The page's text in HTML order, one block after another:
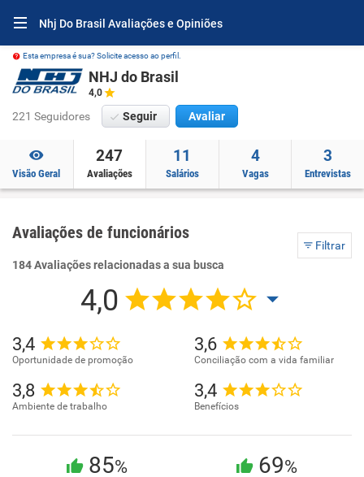
Nhj Do Brasil Avaliações e Opiniões
Esta empresa é sua? Solicite acesso ao perfil.
NHJ do Brasil
4,0
221 Seguidores Seguir Avaliar
Visão Geral
247
Avaliações
11
Salários
4
Vagas
3
Entrevistas
Avaliações de funcionários
Filtrar
184 Avaliações relacionadas a sua busca
4,0
3,4
Oportunidade de promoção
3,6
Conciliação com a vida familiar
3,8
Ambiente de trabalho
3,4
Benefícios
85% 69%